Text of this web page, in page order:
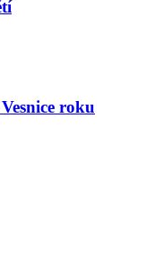
roku